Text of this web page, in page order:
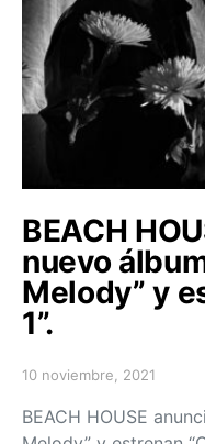
BEACH
nuevo
Melody” y
1”.
Posted on
10 noviembre, 2021
BEACH HOUSE